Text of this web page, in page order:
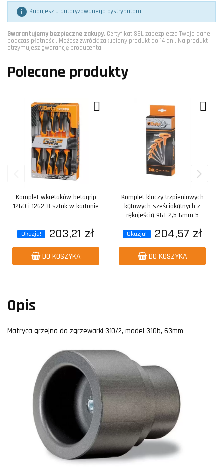
 Kupujesz u autoryzowanego dystrybutora
Gwarantujemy bezpieczne zakupy. Certyfikat SSL zabezpiecza Twoje dane
podczas płatności. Możesz zwrócić zakupiony produkt do 14 dni. Na produkt
otrzymujesz gwarancję producenta.
Polecane produkty
Komplet wkrętaków betagrip
1260 i 1262 8 sztuk w kartonie
Okazja! 203,21 zł
DO KOSZYKA
Komplet kluczy trzpieniowych
kątowych sześciokątnych z
rękojeścią 96T 2,5-6mm 5
Okazja!
204,57 zł
DO KOSZYKA
Opis
Matryca grzejna do zgrzewarki 310/2, model 310b, 63mm